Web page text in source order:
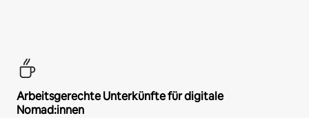
Arbeitsgerechte Unterkünfte für digitale
Nomad:innen